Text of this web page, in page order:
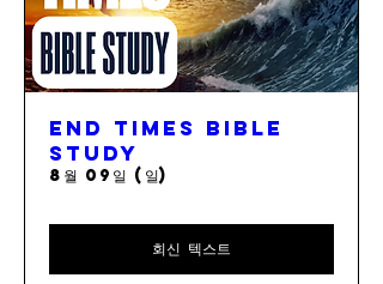
End Times Bible
Study
8월 09일 (일)
회신 텍스트